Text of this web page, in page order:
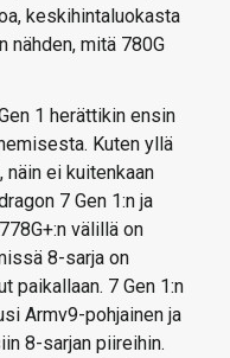
keskihintaluokasta
nähden, mitä 780G
1 herättikin ensin
Kuten yllä
ei kuitenkaan
7 Gen 1:n ja
välillä on
8-sarja on
paikallaan. 7 Gen 1:n
Armv9-pohjainen ja
8-sarjan piireihin.